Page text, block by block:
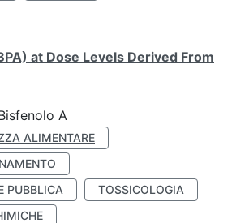
at Dose Levels Derived From
A
ALIMENTARE
PUBBLICA
TOSSICOLOGIA